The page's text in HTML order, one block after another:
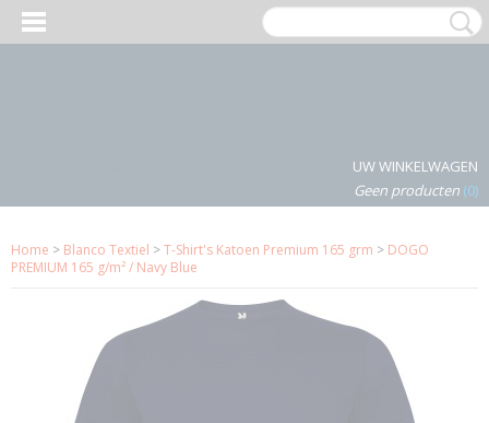
UW WINKELWAGEN
Geen producten (0)
Home > Blanco Textiel >T-Shirt's Katoen Premium 165 grm > DOGO
PREMIUM 165 g/m² / Navy Blue